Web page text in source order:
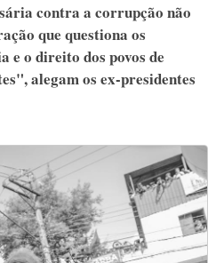
contra a corrupção não
que questiona os
e o direito dos povos de
alegam os ex-presidentes